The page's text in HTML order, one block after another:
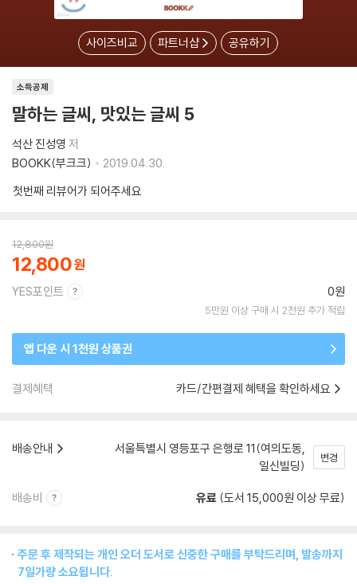
사이즈비교 파트너샵 공유하기
소득공제
말하는 글씨, 맛있는 글씨 5
석산 진성영 저
BOOKK(부크크)
2019.04.30.
첫번째 리뷰어가 되어주세요
12,800원
12,800
YES포인트 0원
5만원 이상 구매 시 2천원 추가 적립
앱 다운 시 1천원 상품권
결제혜택 카드/간편결제 혜택을 확인하세요
배송안내
서울특별시 영등포구 은행로 11(여의도동,
일신빌딩)
변경
배송비 유료 (도서 15,000원 이상 무료)
주문 후 제작되는 개인 오더 도서로 신중한 구매를 부탁드리며, 발송까지
7일가량 소요됩니다.